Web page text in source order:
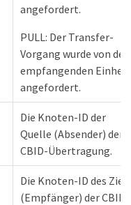
angefordert.
PULL: Der Transfer-
Vorgang wurde von der
empfangenden Einheit
angefordert.
Die Knoten-ID der
Quelle (Absender) der
CBID-Übertragung.
Die Knoten-ID des Ziels
(Empfänger) der CBID-